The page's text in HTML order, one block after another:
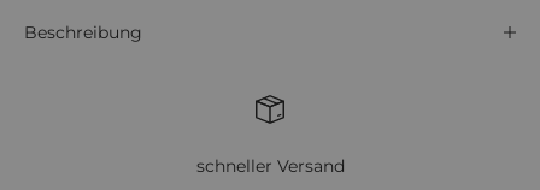
Beschreibung
schneller Versand